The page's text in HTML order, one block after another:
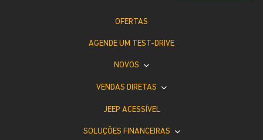
OFERTAS
AGENDE UM TEST-DRIVE
NOVOS
VENDAS DIRETAS
JEEP ACESSÍVEL
SOLUÇÕES FINANCEIRAS